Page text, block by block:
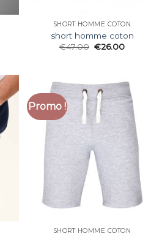
SHORT HOMME COTON
short homme coton
€47.00 €26.00
Promo !
SHORT HOMME COTON